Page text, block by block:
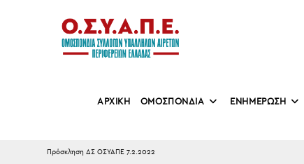
ΑΡΧΙΚΗ ΟΜΟΣΠΟΝΔΙΑ ΕΝΗΜΕΡΩΣΗ
Πρόσκληση ΔΣ ΟΣΥΑΠΕ 7.2.2022